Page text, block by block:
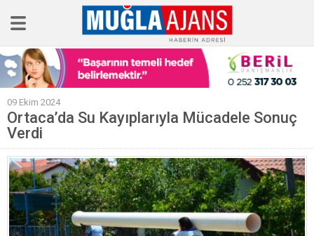
Ana Sayfa
Tüm Haberler
Köşe Yazıları
Sağlık
Magazin
Künye
09 Ekim 2024
Ortaca’da Su Kayıplarıyla Mücadele Sonuç
Verdi